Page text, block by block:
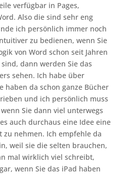
verfügbar in Pages,
Also die sind sehr eng
ich persönlich immer noch
zu bedienen, wenn Sie
von Word schon seit Jahren
dann werden Sie das
sehen. Ich habe über
haben da schon ganze Bücher
und ich persönlich muss
Sie dann viel unterwegs
auch durchaus eine Idee eine
zu nehmen. Ich empfehle da
weil sie die selten brauchen,
mal wirklich viel schreibt,
wenn Sie das iPad haben